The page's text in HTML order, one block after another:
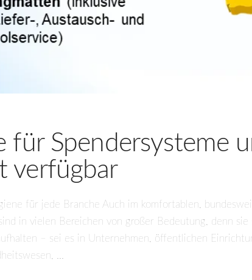
für Spendersysteme
verfügbar
für jede Branche Auch im komfortablen,
in vielen Bereichen von großer Bedeutung, denn
– sei es in Unternehmen, öffentlichen
…